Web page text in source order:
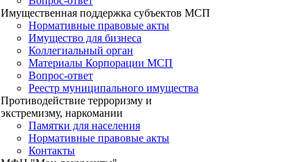
Имущественная поддержка субъектов МСП
Нормативные правовые акты
Имущество для бизнеса
Коллегиальный орган
Материалы Корпорации МСП
Вопрос-ответ
Реестр муниципального имущества
Противодействие терроризму и
экстремизму, наркомании
Памятки для населения
Нормативные правовые акты
Контакты